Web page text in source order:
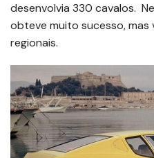
desenvolvia 330 cavalos.
obteve muito sucesso, mas
regionais.